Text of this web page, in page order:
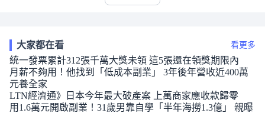
大家都在看 看更多
統一發票累計312張千萬大獎未領 這5張還在領獎期限內
月薪不夠用！他找到「低成本副業」 3年後年營收近400萬
元養全家
LTN經濟通》日本今年最大破產案 上萬商家應收款歸零
用1.6萬元開啟副業！31歲男靠自學「半年海撈1.3億」 親曝